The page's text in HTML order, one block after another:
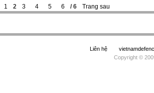
1 2 3 4 5 6 / 6 Trang sau
Liên hệ
Copyright ©